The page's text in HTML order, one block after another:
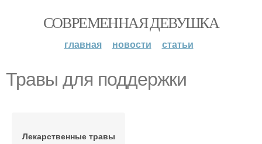
СОВРЕМЕННАЯ ДЕВУШКА
главная новости статьи
Травы для поддержки
Лекарственные травы